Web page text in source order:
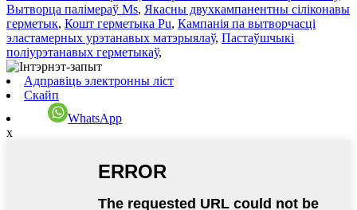
Вытворца палімераў Ms, Якасны двухкампанентны сіліконавы
герметык, Кошт герметыка Pu, Кампанія па вытворчасці
эластамерных урэтанавых матэрыялаў, Пастаўшчыкі
поліурэтанавых герметыкаў,
Адправіць электронны ліст
Скайп
WhatsApp
x